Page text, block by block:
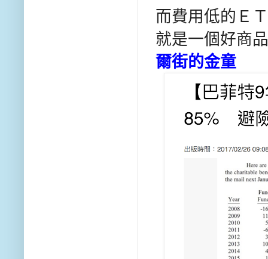
而費用低的Ｅ
就是一個好商
爾街的金童